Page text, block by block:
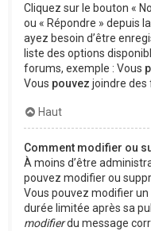
Cliquez sur le bouton «
ou « Répondre » depuis
ayez besoin d’être
liste des options
forums, exemple : Vous
Vous pouvez joindre des
Haut
Comment modifier ou
À moins d’être
pouvez modifier ou
Vous pouvez modifier
durée limitée après sa
modifierdu message